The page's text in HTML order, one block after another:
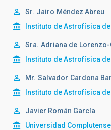
Sr. Jairo Méndez Abreu
Instituto de Astrofísica
Sra. Adriana de
Instituto de Astrofísica
Mr. Salvador Cardona
Instituto de Astrofísica
Javier Román García
Universidad